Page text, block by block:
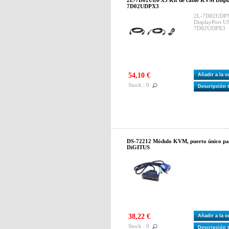
7D02UDPX3
2L-
DisplayPort
7D02UDPX3
54,10 €
Stock : 0
Añadir a la
Descripción
DS-72212 Módulo KVM, puerto único
DiGITUS
38,22 €
Stock : 0
Añadir a la
Descripción